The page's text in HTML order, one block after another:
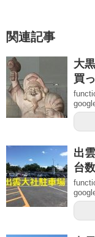
関連記事
大
買
出
台